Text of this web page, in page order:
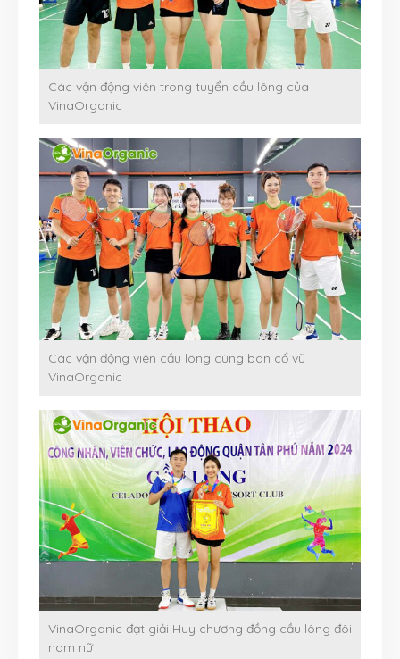
Các vận động viên trong tuyển cầu lông của
VinaOrganic
Các vận động viên cầu lông cùng ban cổ vũ
VinaOrganic
VinaOrganic đạt giải Huy chương đồng cầu lông đôi
nam nữ